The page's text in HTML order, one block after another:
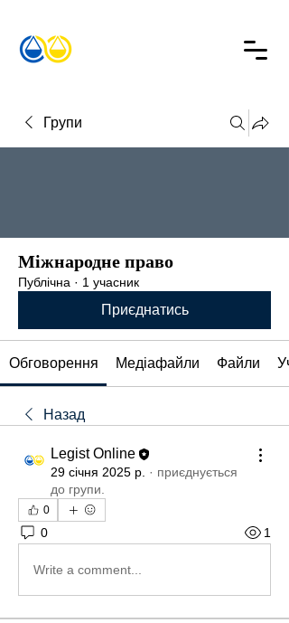
Групи
Міжнародне право
Публічна · 1 учасник
Приєднатись
Обговорення Медіафайли Файли
Назад
Legist Online
29 січня 2025 р. · приєднується
до групи.
0
0 1
Write a comment...